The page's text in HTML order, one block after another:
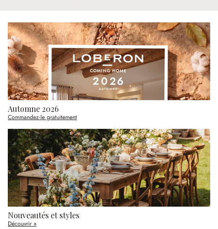
Automne 2026
Commandez-le gratuitement
Nouveautés et styles
Découvrir »